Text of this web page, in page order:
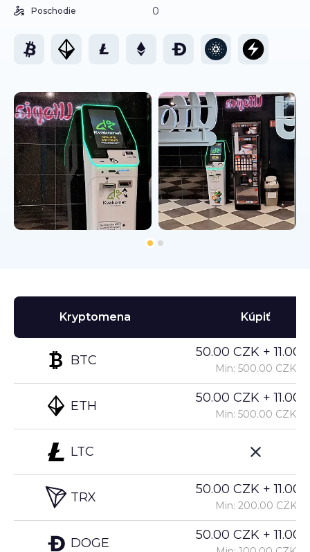
Poschodie 0
Kryptomena
BTC
ETH
LTC
TRX
DOGE
Kúpiť
50.00 CZK +
Min: 500.00 CZK
50.00 CZK +
Min: 500.00 CZK
50.00 CZK +
Min: 200.00 CZK
50.00 CZK +